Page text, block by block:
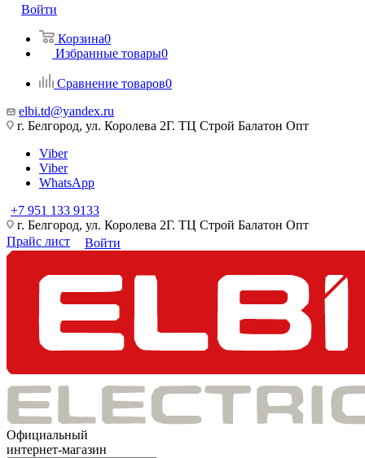
Войти
Корзина0
Избранные товары0
Сравнение товаров0
elbi.td@yandex.ru
г. Белгород, ул. Королева 2Г. ТЦ Строй Балатон Опт
Viber
Viber
WhatsApp
+7 951 133 9133
г. Белгород, ул. Королева 2Г. ТЦ Строй Балатон Опт
Прайс лист
Войти
Официальный
интернет-магазин